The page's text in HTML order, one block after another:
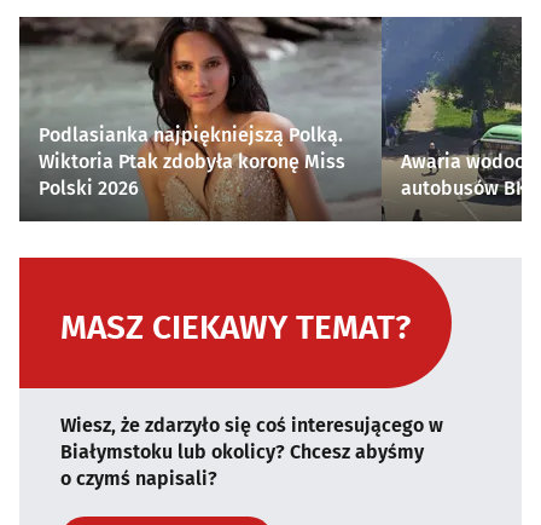
Podlasianka najpiękniejszą Polką.
Wiktoria Ptak zdobyła koronę Miss
Polski 2026
Awaria
autobusów
MASZ CIEKAWY TEMAT?
Wiesz, że zdarzyło się coś interesującego w
Białymstoku lub okolicy? Chcesz abyśmy
o czymś napisali?